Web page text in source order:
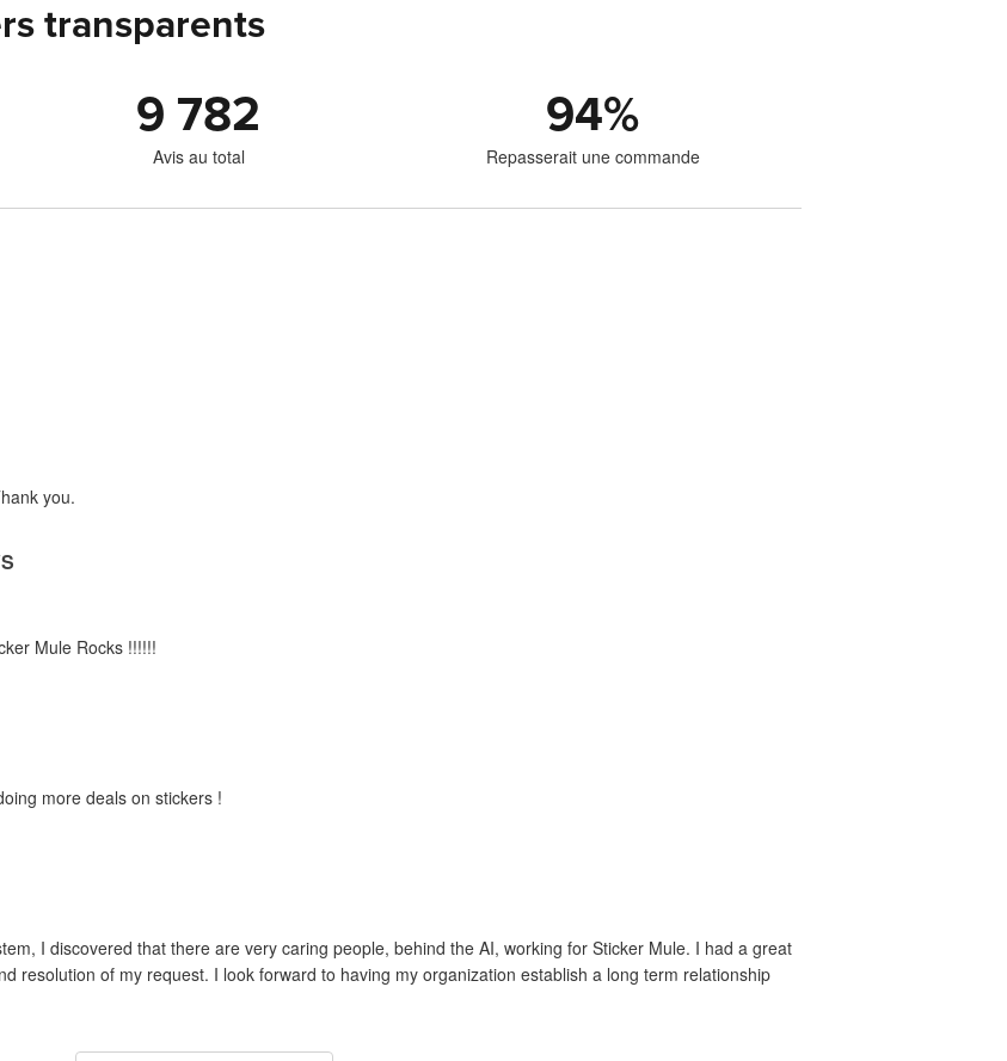
transparents
9 782
Avis au total
94%
Repasserait une commande
you.
Mule Rocks !!!!!!
more deals on stickers !
I discovered that there are very caring people, behind the AI, working for Sticker Mule. I had a great
resolution of my request. I look forward to having my organization establish a long term relationship